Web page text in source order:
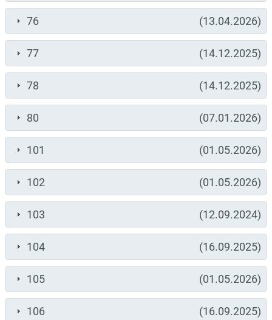
76 (13.04.2026)
77 (14.12.2025)
78 (14.12.2025)
80 (07.01.2026)
101 (01.05.2026)
102 (01.05.2026)
103 (12.09.2024)
104 (16.09.2025)
105 (01.05.2026)
106 (16.09.2025)